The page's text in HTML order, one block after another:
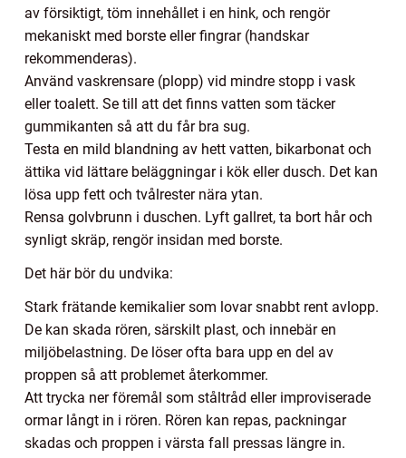
av försiktigt, töm innehållet i en hink, och rengör
mekaniskt med borste eller fingrar (handskar
rekommenderas).
Använd vaskrensare (plopp) vid mindre stopp i vask
eller toalett. Se till att det finns vatten som täcker
gummikanten så att du får bra sug.
Testa en mild blandning av hett vatten, bikarbonat och
ättika vid lättare beläggningar i kök eller dusch. Det kan
lösa upp fett och tvålrester nära ytan.
Rensa golvbrunn i duschen. Lyft gallret, ta bort hår och
synligt skräp, rengör insidan med borste.
Det här bör du undvika:
Stark frätande kemikalier som lovar snabbt rent avlopp.
De kan skada rören, särskilt plast, och innebär en
miljöbelastning. De löser ofta bara upp en del av
proppen så att problemet återkommer.
Att trycka ner föremål som ståltråd eller improviserade
ormar långt in i rören. Rören kan repas, packningar
skadas och proppen i värsta fall pressas längre in.